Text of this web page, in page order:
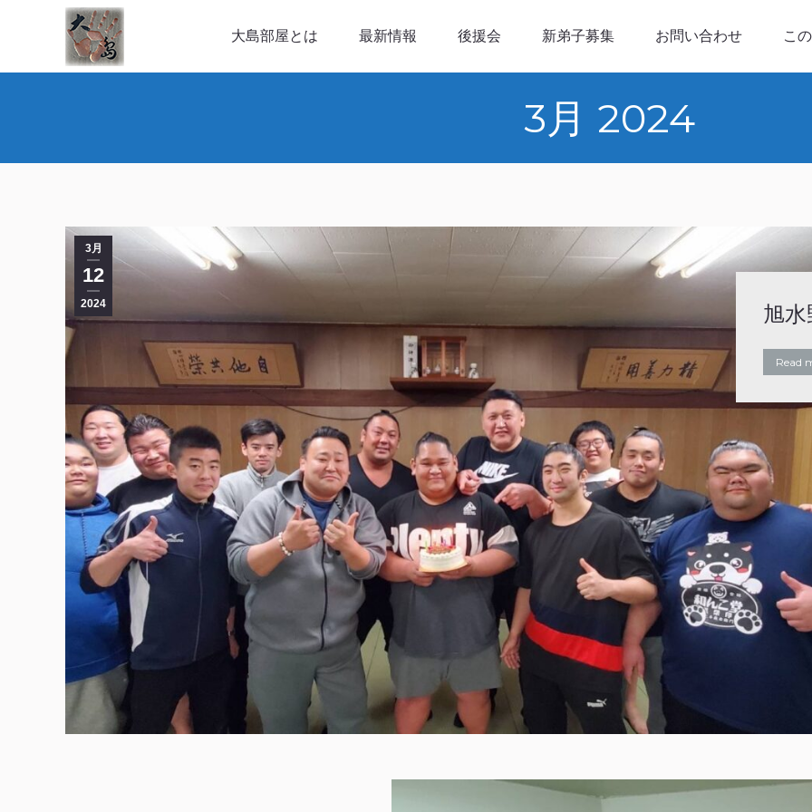
大島部屋とは 最新情報 後援会 新弟子募集 お問い合わせ こ
3月 2024
3月
12
2024 旭
Read
大島部屋とは 最新情報 後援会 新弟子募集 お問い合わせ このサイ